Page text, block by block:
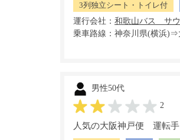
3列独立シート・トイレ付
運行会社：
乗車路線：神奈川県(横浜)⇒
男性50代
2
人気の大阪神戸便 運転手